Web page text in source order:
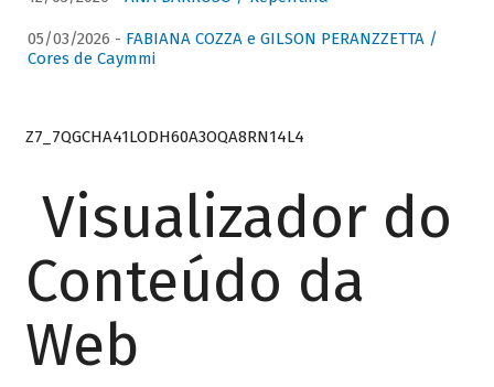
05/03/2026 - FABIANA COZZA e GILSON PERANZZETTA /
Cores de Caymmi
Z7_7QGCHA41LODH60A3OQA8RN14L4
Visualizador do
Conteúdo da
Web